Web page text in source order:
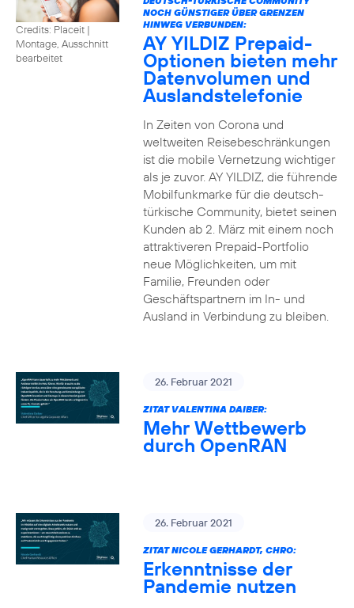
Credits: Placeit |
Montage, Ausschnitt
bearbeitet
NOCH GÜNSTIGER ÜBER GRENZEN
HINWEG VERBUNDEN:
AY YILDIZ Prepaid-
Optionen bieten mehr
Datenvolumen und
Auslandstelefonie
In Zeiten von Corona und
weltweiten Reisebeschränkungen
ist die mobile Vernetzung wichtiger
als je zuvor. AY YILDIZ, die führende
Mobilfunkmarke für die deutsch-
türkische Community, bietet seinen
Kunden ab 2. März mit einem noch
attraktiveren Prepaid-Portfolio
neue Möglichkeiten, um mit
Familie, Freunden oder
Geschäftspartnern im In- und
Ausland in Verbindung zu bleiben.
26. Februar 2021
ZITAT VALENTINA DAIBER:
Mehr Wettbewerb
durch OpenRAN
26. Februar 2021
ZITAT NICOLE GERHARDT, CHRO:
Erkenntnisse der
Pandemie nutzen